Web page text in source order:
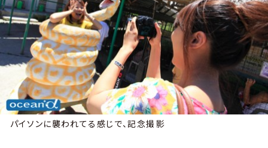
パイソンに襲われてる感じで、記念撮影